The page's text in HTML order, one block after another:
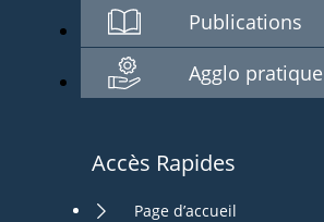
Publications
Agglo pratique
Accès Rapides
Page d’accueil